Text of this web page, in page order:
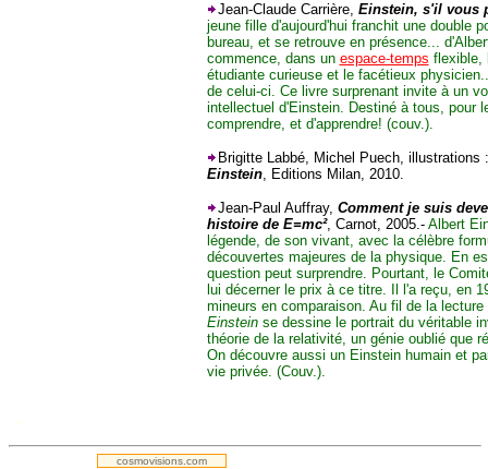
Jean-Claude Carrière, Einstein, s'il vous
jeune fille d'aujourd'hui franchit une double
bureau, et se retrouve en présence...
commence, dans un espace-temps flexible,
étudiante curieuse et le facétieux
de celui-ci. Ce livre surprenant invite à un
intellectuel d'Einstein. Destiné à tous, pour
comprendre, et d'apprendre! (couv.).
Brigitte Labbé, Michel Puech, illustrations
Einstein, Editions Milan, 2010.
Jean-Paul Auffray, Comment je suis
histoire de E=mc², Carnot, 2005.- Albert
légende, de son vivant, avec la célèbre
découvertes majeures de la physique. En
question peut surprendre. Pourtant, le
lui décerner le prix à ce titre. Il l'a reçu, en
mineurs en comparaison. Au fil de la
Einsteinse dessine le portrait du véritable
théorie de la relativité, un génie oublié que
On découvre aussi un Einstein humain et
vie privée. (Couv.).
.
cosmovisions.com